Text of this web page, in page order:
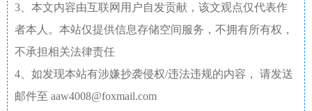
3、本文内容由互联网用户自发贡献，该文观点仅代表作
者本人。本站仅提供信息存储空间服务，不拥有所有权，
不承担相关法律责任
4、如发现本站有涉嫌抄袭侵权/违法违规的内容， 请发送
邮件至 aaw4008@foxmail.com